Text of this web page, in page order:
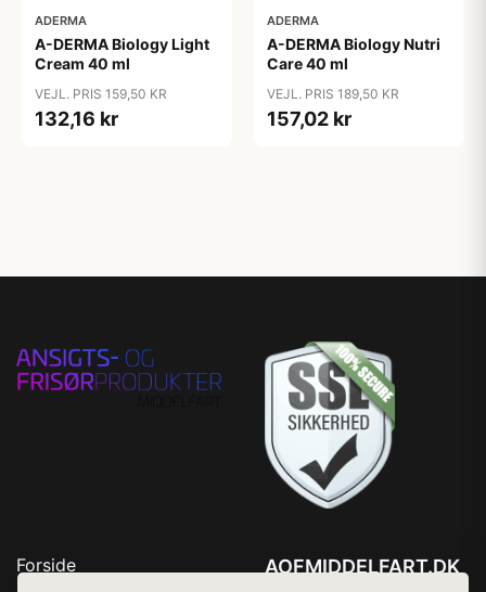
ADERMA
A-DERMA Biology Light
Cream 40 ml
VEJL. PRIS 159,50 KR
132,16 kr
ADERMA
A-DERMA Biology Nutri
Care 40 ml
VEJL. PRIS 189,50 KR
157,02 kr
Forside
AOFMIDDELFART.DK